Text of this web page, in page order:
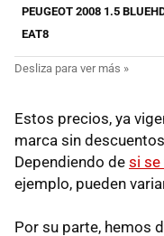
PEUGEOT 2008 1.5
EAT8
Estos precios, ya
marca sin
Dependiendo de si se
ejemplo, pueden
Por su parte, hemos